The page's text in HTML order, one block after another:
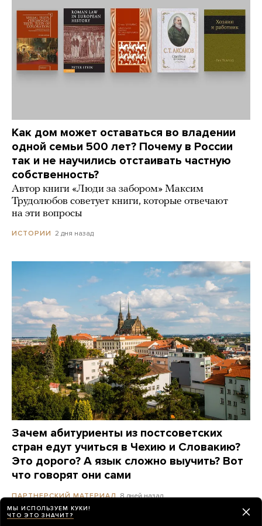
Как дом может оставаться во владении
одной семьи 500 лет? Почему в России
так и не научились отстаивать частную
собственность?
Автор книги «Люди за забором» Максим
Трудолюбов советует книги, которые отвечают
на эти вопросы
ИСТОРИИ 2 дня назад
Зачем абитуриенты из постсоветских
стран едут учиться в Чехию и Словакию?
Это дорого? А язык сложно выучить? Вот
что говорят они сами
ПАРТНЕРСКИЙ МАТЕРИАЛ 8 дней назад
МЫ ИСПОЛЬЗУЕМ КУКИ!
ЧТО ЭТО ЗНАЧИТ?